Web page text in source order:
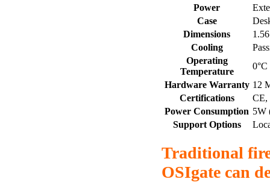
Power
Case
Dimensions
Cooling
Operating
Temperature
0°C
Hardware Warranty 12
Certifications
CE,
Power Consumption 5W
Support Options
Traditional
OSIgate can